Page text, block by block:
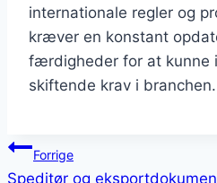
internationale regler og
kræver en konstant
færdigheder for at kunne
skiftende krav i branchen.
Forrige
Speditør og